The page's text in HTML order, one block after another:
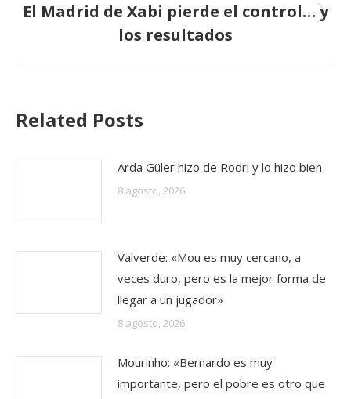
Publicación
siguiente:
El Madrid de Xabi pierde el control… y
los resultados
Related Posts
Arda Güler hizo de Rodri y lo hizo bien
8 agosto, 2026
Valverde: «Mou es muy cercano, a
veces duro, pero es la mejor forma de
llegar a un jugador»
8 agosto, 2026
Mourinho: «Bernardo es muy
importante, pero el pobre es otro que